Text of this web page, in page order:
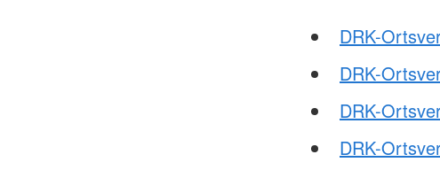
DRK-
DRK-
DRK-
DRK-